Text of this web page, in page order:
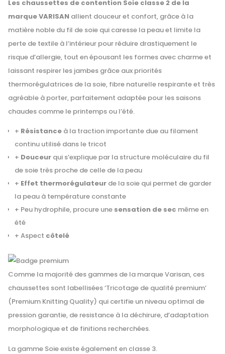
Les chaussettes de contention Soie classe 2 de la
marque VARISAN allient douceur et confort, grâce à la
matière noble du fil de soie qui caresse la peau et limite la
perte de textile à l’intérieur pour réduire drastiquement le
risque d’allergie, tout en épousant les formes avec charme et
laissant respirer les jambes grâce aux priorités
thermorégulatrices de la soie, fibre naturelle respirante et très
agréable à porter, parfaitement adaptée pour les saisons
chaudes comme le printemps ou l’été.
+ Résistance à la traction importante due au filament
continu utilisé dans le tricot
+ Douceur qui s’explique par la structure moléculaire du fil
de soie très proche de celle de la peau
+ Effet thermorégulateur de la soie qui permet de garder
la peau à température constante
+ Peu hydrophile, procure une sensation de sec même en
été
+ Aspect côtelé
Comme la majorité des gammes de la marque Varisan, ces
chaussettes sont labellisées ‘Tricotage de qualité premium’
(Premium Knitting Quality) qui certifie un niveau optimal de
pression garantie, de resistance à la déchirure, d’adaptation
morphologique et de finitions recherchées.
La gamme Soie existeégalement en classe 3.